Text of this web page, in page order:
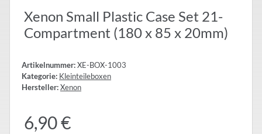
Xenon Small Plastic Case Set 21-
Compartment (180 x 85 x 20mm)
Artikelnummer:XE-BOX-1003
Kategorie: Kleinteileboxen
Hersteller:Xenon
6,90 €